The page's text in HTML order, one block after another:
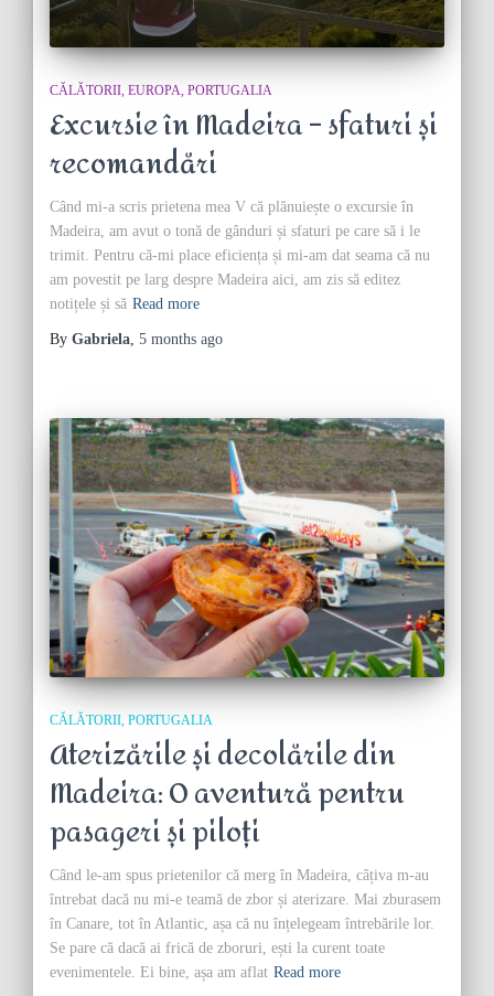
CĂLĂTORII EUROPA PORTUGALIA
Excursie în Madeira – sfaturi și
recomandări
Când mi-a scris prietena mea V că plănuiește o excursie în
Madeira, am avut o tonă de gânduri și sfaturi pe care să i le
trimit. Pentru că-mi place eficiența și mi-am dat seama că nu
am povestit pe larg despre Madeira aici, am zis să editez
notițele și să Read more
By Gabriela, 5 months ago
CĂLĂTORII PORTUGALIA
Aterizările și decolările din
Madeira: O aventură pentru
pasageri și piloți
Când le-am spus prietenilor că merg în Madeira, câțiva m-au
întrebat dacă nu mi-e teamă de zbor și aterizare. Mai zburasem
în Canare, tot în Atlantic, așa că nu înțelegeam întrebările lor.
Se pare că dacă ai frică de zboruri, ești la curent toate
evenimentele. Ei bine, așa am aflat Read more